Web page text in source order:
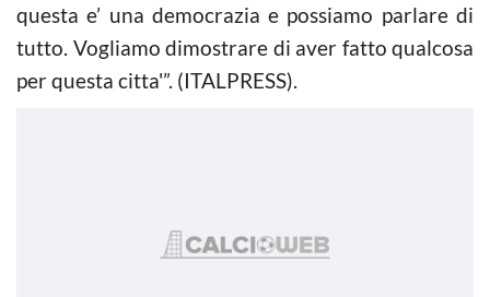
questa e’ una democrazia e possiamo parlare di
tutto. Vogliamo dimostrare di aver fatto qualcosa
per questa citta'”. (ITALPRESS).